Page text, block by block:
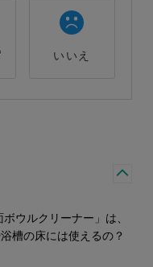
いいえ
ウルクリーナー」は、
槽の床には使えるの？